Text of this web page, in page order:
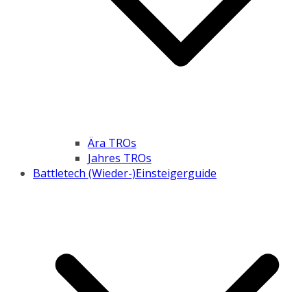
Ära TROs
Jahres TROs
Battletech (Wieder-)Einsteigerguide